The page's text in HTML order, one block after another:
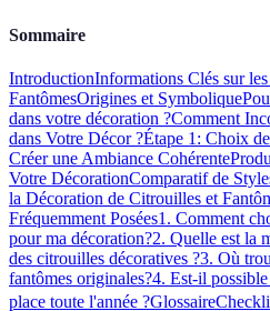
Sommaire
IntroductionInformations Clés sur
FantômesOrigines et Symbolique
dans votre décoration ?Comment
dans Votre Décor ?Étape 1: Choix
Créer une Ambiance Cohérente
Votre DécorationComparatif de
la Décoration de Citrouilles et
Fréquemment Posées1. Comment
pour ma décoration?2. Quelle est la
des citrouilles décoratives ?3. Où
fantômes originales?4. Est-il
place toute l'année ?Glossaire